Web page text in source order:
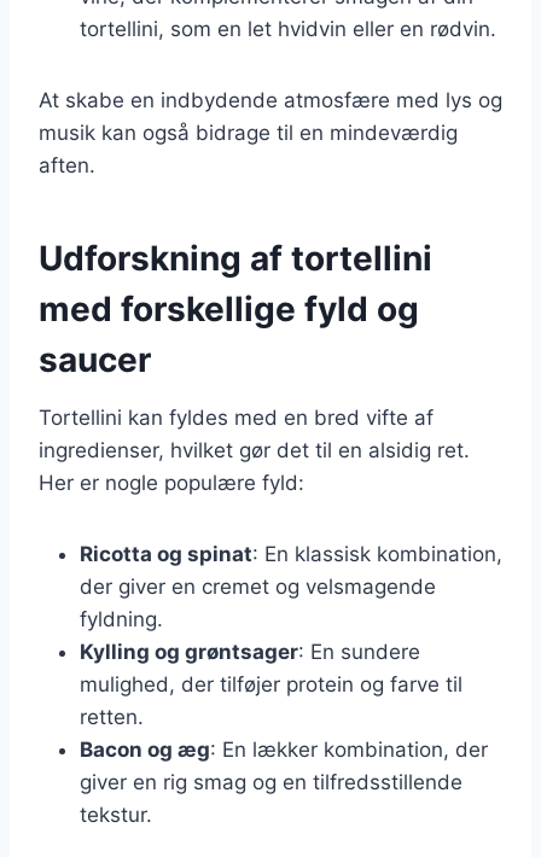
tortellini, som en let hvidvin eller en rødvin.
At skabe en indbydende atmosfære med lys og
musik kan også bidrage til en mindeværdig
aften.
Udforskning af tortellini
med forskellige fyld og
saucer
Tortellini kan fyldes med en bred vifte af
ingredienser, hvilket gør det til en alsidig ret.
Her er nogle populære fyld:
Ricotta og spinat: En klassisk kombination,
der giver en cremet og velsmagende
fyldning.
Kylling og grøntsager: En sundere
mulighed, der tilføjer protein og farve til
retten.
Bacon og æg: En lækker kombination, der
giver en rig smag og en tilfredsstillende
tekstur.